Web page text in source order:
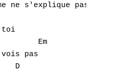
ne s'explique pas
toi
Em
pas
D